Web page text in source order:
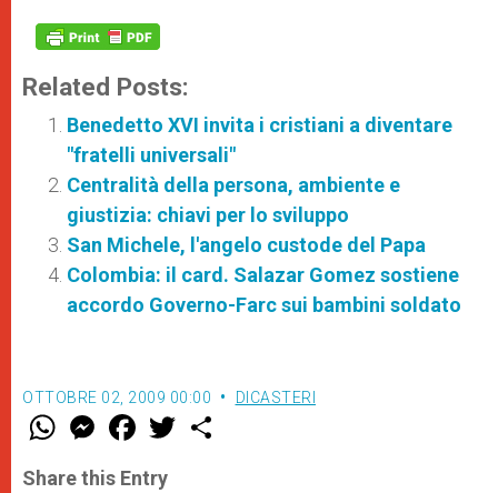
Related Posts:
Benedetto XVI invita i cristiani a diventare
"fratelli universali"
Centralità della persona, ambiente e
giustizia: chiavi per lo sviluppo
San Michele, l'angelo custode del Papa
Colombia: il card. Salazar Gomez sostiene
accordo Governo-Farc sui bambini soldato
OTTOBRE 02, 2009 00:00 DICASTERI
W
t
M
e
s
F
a
e
w
Share this Entry